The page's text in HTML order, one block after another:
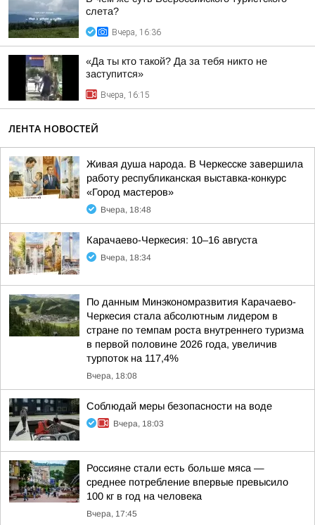
слета?
Вчера, 16:36
«Да ты кто такой? Да за тебя никто не
заступится»
Вчера, 16:15
ЛЕНТА НОВОСТЕЙ
Живая душа народа. В Черкесске завершила
работу республиканская выставка-конкурс
«Город мастеров»
Вчера, 18:48
Карачаево-Черкесия: 10–16 августа
Вчера, 18:34
По данным Минэкономразвития Карачаево-
Черкесия стала абсолютным лидером в
стране по темпам роста внутреннего туризма
в первой половине 2026 года, увеличив
турпоток на 117,4%
Вчера, 18:08
Соблюдай меры безопасности на воде
Вчера, 18:03
Россияне стали есть больше мяса —
среднее потребление впервые превысило
100 кг в год на человека
Вчера, 17:45